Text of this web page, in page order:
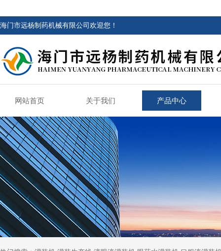
海门市远杨制药机械有限公司欢迎您！
网站首页 关于我们 产品中心